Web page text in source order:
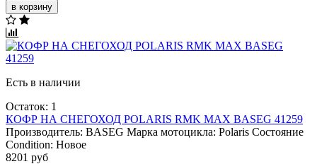
в корзину
Есть в наличии
Остаток: 1
КОФР НА СНЕГОХОД POLARIS RMK MAX BASEG 41259
Производитель: BASEG Марка мотоцикла: Polaris Состояние
Condition: Новое
8201 руб